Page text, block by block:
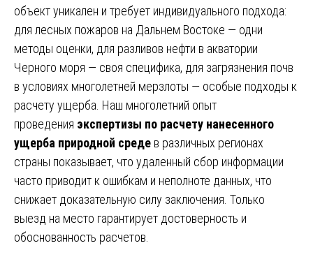
объект уникален и требует индивидуального подхода:
для лесных пожаров на Дальнем Востоке — одни
методы оценки, для разливов нефти в акватории
Черного моря — своя специфика, для загрязнения почв
в условиях многолетней мерзлоты — особые подходы к
расчету ущерба. Наш многолетний опыт
проведения экспертизы по расчету нанесенного
ущерба природной среде в различных регионах
страны показывает, что удаленный сбор информации
часто приводит к ошибкам и неполноте данных, что
снижает доказательную силу заключения. Только
выезд на место гарантирует достоверность и
обоснованность расчетов.